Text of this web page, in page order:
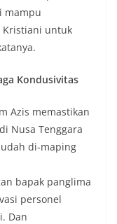
mampu
Kristiani untuk
Kondusivitas
Azis memastikan
Nusa Tenggara
di-maping
bapak panglima
personel
Dan